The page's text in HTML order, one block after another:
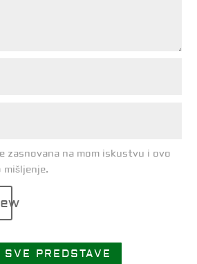
zasnovana na mom iskustvu i ovo
mišljenje.
PREDSTAVE